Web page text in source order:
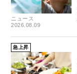
ニュース
2026.08.09
急上昇